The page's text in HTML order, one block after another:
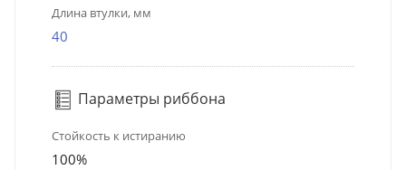
Длина втулки, мм
40
Параметры риббона
Стойкость к истиранию
100%